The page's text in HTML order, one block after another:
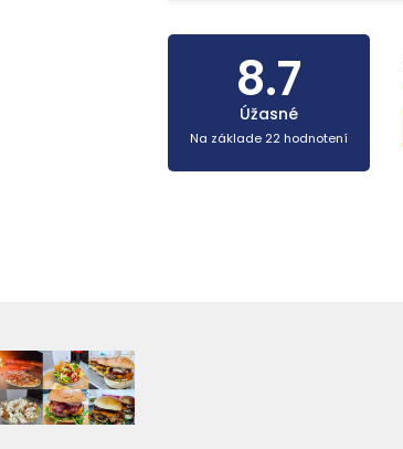
8.7
Úžasné
Na základe 22 hodnotení